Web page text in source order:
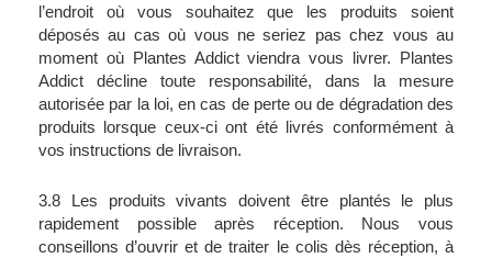
l’endroit où vous souhaitez que les produits soient
déposés au cas où vous ne seriez pas chez vous au
moment où Plantes Addict viendra vous livrer. Plantes
Addict décline toute responsabilité, dans la mesure
autorisée par la loi, en cas de perte ou de dégradation des
produits lorsque ceux-ci ont été livrés conformément à
vos instructions de livraison.
3.8 Les produits vivants doivent être plantés le plus
rapidement possible après réception. Nous vous
conseillons d’ouvrir et de traiter le colis dès réception, à